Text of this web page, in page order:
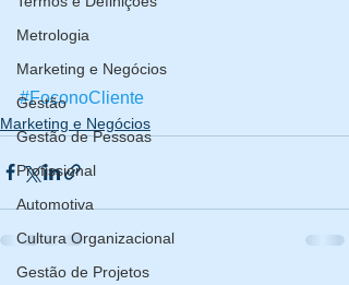
Metrologia
Marketing e Negócios
Gestão
Gestão de Pessoas
Profissional
Automotiva
Cultura Organizacional
Gestão de Projetos
#FoconoCliente
Marketing e Negócios